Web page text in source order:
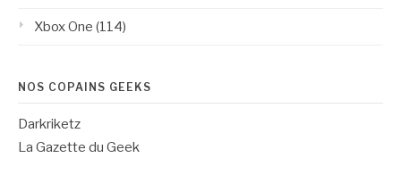
Xbox One (114)
NOS COPAINS GEEKS
Darkriketz
La Gazette du Geek